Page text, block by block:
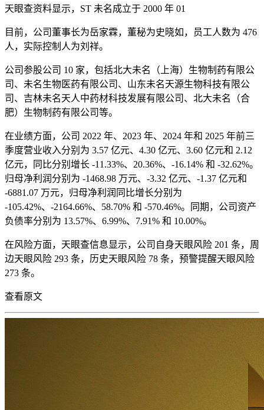
天眼查资料显示，ST 未名成立于 2000 年 01
目前，公司董事长为岳家霖，董秘为史晓如，员工人数为 476
人，实际控制人为刘祥。
公司参股公司 10 家，包括北大未名（上海）生物制药有限公
司、未名生物医药有限公司、山东未名天源生物科技有限公
司、吉林未名天人中药材科技发展有限公司、北大未名（合
肥）生物制药有限公司等。
在业绩方面，公司 2022 年、2023 年、2024 年和 2025 年前三
季度营业收入分别为 3.57 亿元、4.30 亿元、3.60 亿元和 2.12
亿元，同比分别增长 -11.33%、20.36%、-16.14% 和 -32.62%。
归母净利润分别为 -1468.98 万元、-3.32 亿元、-1.37 亿元和
-6881.07 万元，归母净利润同比增长分别为
-105.42%、-2164.66%、58.70% 和 -570.46%。同期，公司资产
负债率分别为 13.57%、6.99%、7.91% 和 10.00%。
在风险方面，天眼查信息显示，公司自身天眼风险 201 条，周
边天眼风险 293 条，历史天眼风险 78 条，预警提醒天眼风险
273 条。
查看原文